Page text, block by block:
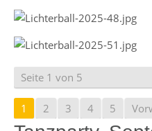
Seite 1 von 5
1 2 3 4 5